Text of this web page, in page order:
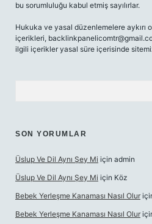
bu sorumluluğu kabul etmiş sayılırlar.
Hukuka ve yasal düzenlemelere aykırı
içerikleri,
ilgili içerikler yasal süre içerisinde
SON YORUMLAR
Üslup Ve Dil Aynı Şey Mi için admin
Üslup Ve Dil Aynı Şey Mi için Köz
Bebek Yerleşme Kanaması Nasıl Olur
Bebek Yerleşme Kanaması Nasıl Olur